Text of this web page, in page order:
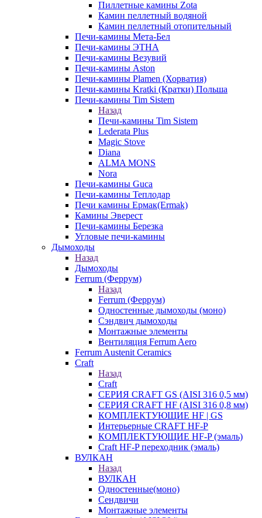
Пиллетные камины Zota
Камин пеллетный водяной
Камин пеллетный отопительный
Печи-камины Мета-Бел
Печи-камины ЭТНА
Печи-камины Везувий
Печи-камины Aston
Печи-камины Plamen (Хорватия)
Печи-камины Kratki (Кратки) Польша
Печи-камины Tim Sistem
Назад
Печи-камины Tim Sistem
Lederata Plus
Magic Stove
Diana
ALMA MONS
Nora
Печи-камины Guca
Печи-камины Теплодар
Печи камины Ермак(Ermak)
Камины Эверест
Печи-камины Березка
Угловые печи-камины
Дымоходы
Назад
Дымоходы
Ferrum (Феррум)
Назад
Ferrum (Феррум)
Одностенные дымоходы (моно)
Сэндвич дымоходы
Монтажные элементы
Вентиляция Ferrum Aero
Ferrum Austenit Ceramics
Craft
Назад
Craft
СЕРИЯ CRAFT GS (AISI 316 0,5 мм)
СЕРИЯ CRAFT HF (AISI 316 0,8 мм)
КОМПЛЕКТУЮЩИЕ HF | GS
Интерьерные CRAFT HF-P
КОМПЛЕКТУЮЩИЕ HF-P (эмаль)
Craft HF-P переходник (эмаль)
ВУЛКАН
Назад
ВУЛКАН
Одностенные(моно)
Сендвичи
Монтажные элементы